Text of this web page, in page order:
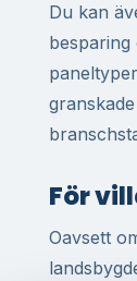
Du kan
För
Oavsett